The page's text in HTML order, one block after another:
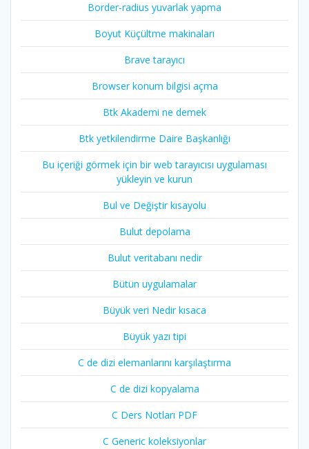
Border-radius yuvarlak yapma
Boyut Küçültme makinaları
Brave tarayıcı
Browser konum bilgisi açma
Btk Akademi ne demek
Btk yetkilendirme Daire Başkanlığı
Bu içeriği görmek için bir web tarayıcısı uygulaması
yükleyin ve kurun
Bul ve Değiştir kısayolu
Bulut depolama
Bulut veritabanı nedir
Bütün uygulamalar
Büyük veri Nedir kısaca
Büyük yazı tipi
C de dizi elemanlarını karşılaştırma
C de dizi kopyalama
C Ders Notları PDF
C Generic koleksiyonlar